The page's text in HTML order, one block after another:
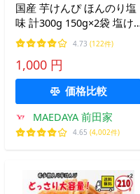
国産 芋けんぴ ほんのり塩
味 計300g 150g×2袋 塩け
んぴ いもけんぴ さつまい
も 深海の華塩使用 海洋深
層水仕込み さつま芋 お菓
子 芋菓子 南国製菓 送料無
4.73 (122件)
1,000 円
価格比較
MAEDAYA 前田家
4.65 (4,002件)